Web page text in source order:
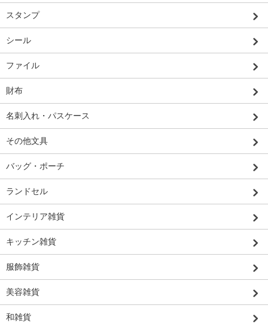
スタンプ
シール
ファイル
財布
名刺入れ・パスケース
その他文具
バッグ・ポーチ
ランドセル
インテリア雑貨
キッチン雑貨
服飾雑貨
美容雑貨
和雑貨